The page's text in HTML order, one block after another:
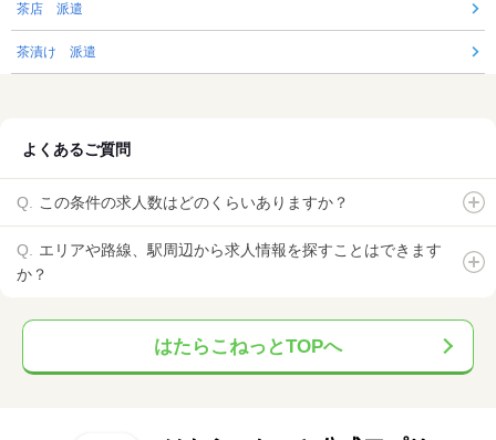
茶店 派遣
茶漬け 派遣
よくあるご質問
この条件の求人数はどのくらいありますか？
エリアや路線、駅周辺から求人情報を探すことはできます
か？
はたらこねっとTOPへ